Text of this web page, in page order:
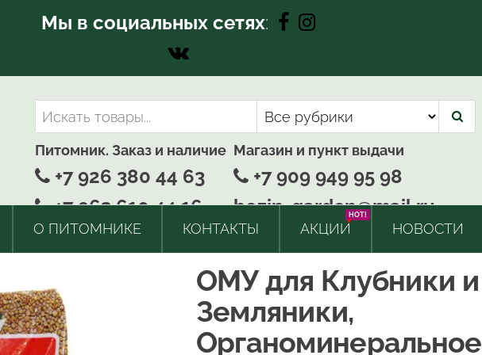
Мы в социальных сетях:
Питомник. Заказ и наличие
+7 926 380 44 63
+7 963 610 44 16
Магазин и пункт выдачи
+7 909 949 95 98
bozin-garden@mail.ru
О ПИТОМНИКЕ КОНТАКТЫ АКЦИИ
HOT!
НОВОСТИ
ОМУ для Клубники и
Земляники,
Органоминеральное